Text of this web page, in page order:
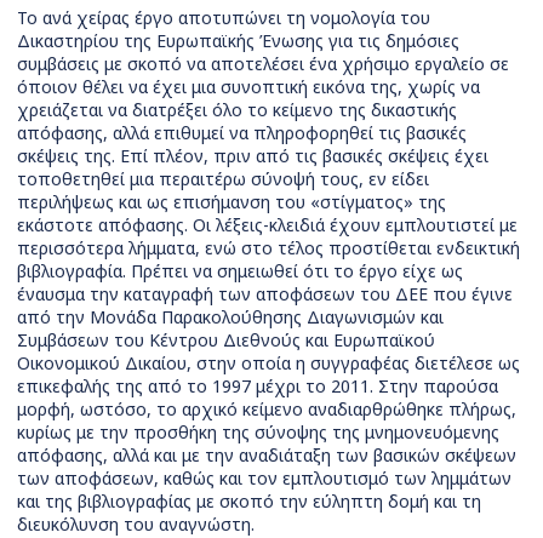
Το ανά χείρας έργο αποτυπώνει τη νομολογία του
Δικαστηρίου της Ευρωπαϊκής Ένωσης για τις δημόσιες
συμβάσεις με σκοπό να αποτελέσει ένα χρήσιμο εργαλείο σε
όποιον θέλει να έχει μια συνοπτική εικόνα της, χωρίς να
χρειάζεται να διατρέξει όλο το κείμενο της δικαστικής
απόφασης, αλλά επιθυμεί να πληροφορηθεί τις βασικές
σκέψεις της. Επί πλέον, πριν από τις βασικές σκέψεις έχει
τοποθετηθεί μια περαιτέρω σύνοψή τους, εν είδει
περιλήψεως και ως επισήμανση του «στίγματος» της
εκάστοτε απόφασης. Οι λέξεις-κλειδιά έχουν εμπλουτιστεί με
περισσότερα λήμματα, ενώ στο τέλος προστίθεται ενδεικτική
βιβλιογραφία. Πρέπει να σημειωθεί ότι το έργο είχε ως
έναυσμα την καταγραφή των αποφάσεων του ΔΕΕ που έγινε
από την Μονάδα Παρακολούθησης Διαγωνισμών και
Συμβάσεων του Κέντρου Διεθνούς και Ευρωπαϊκού
Οικονομικού Δικαίου, στην οποία η συγγραφέας διετέλεσε ως
επικεφαλής της από το 1997 μέχρι το 2011. Στην παρούσα
μορφή, ωστόσο, το αρχικό κείμενο αναδιαρθρώθηκε πλήρως,
κυρίως με την προσθήκη της σύνοψης της μνημονευόμενης
απόφασης, αλλά και με την αναδιάταξη των βασικών σκέψεων
των αποφάσεων, καθώς και τον εμπλουτισμό των λημμάτων
και της βιβλιογραφίας με σκοπό την εύληπτη δομή και τη
διευκόλυνση του αναγνώστη.